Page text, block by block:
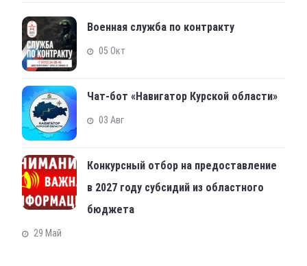
Военная служба по контракту
05 Окт
Чат-бот «Навигатор Курской области»
03 Авг
Конкурсный отбор на предоставление
в 2027 году субсидий из областного
бюджета
29 Май